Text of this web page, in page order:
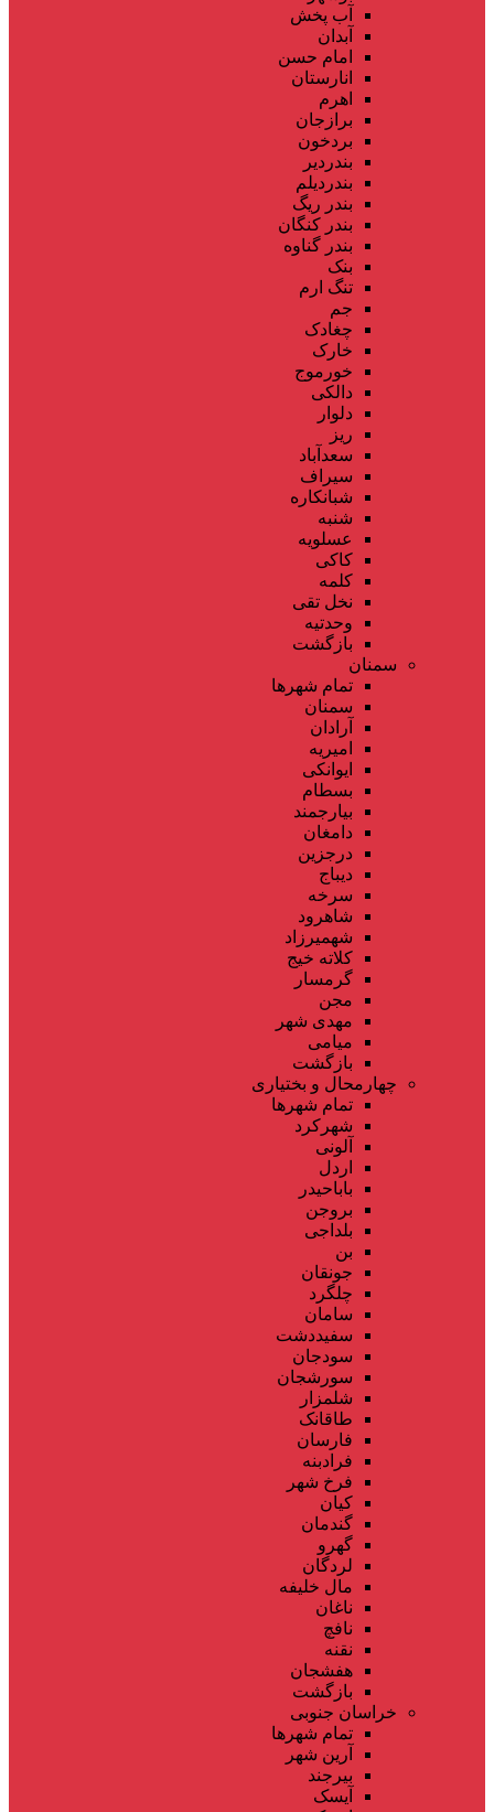
آب پخش
آبدان
امام حسن
انارستان
اهرم
برازجان
بردخون
بندردیر
بندردیلم
بندر ریگ
بندر کنگان
بندر گناوه
بنک
تنگ ارم
جم
چغادک
خارک
خورموج
دالکی
دلوار
ریز
سعدآباد
سیراف
شبانکاره
شنبه
عسلویه
کاکی
کلمه
نخل تقی
وحدتیه
بازگشت
سمنان
تمام شهر‌ها
سمنان
آرادان
امیریه
ایوانکی
بسطام
بیارجمند
دامغان
درجزین
دیباج
سرخه
شاهرود
شهمیرزاد
کلاته خیج
گرمسار
مجن
مهدی شهر
میامی
بازگشت
چهارمحال و بختیاری
تمام شهر‌ها
شهرکرد
آلونی
اردل
باباحیدر
بروجن
بلداجی
بن
جونقان
چلگرد
سامان
سفیددشت
سودجان
سورشجان
شلمزار
طاقانک
فارسان
فرادبنه
فرخ شهر
کیان
گندمان
گهرو
لردگان
مال خلیفه
ناغان
نافچ
نقنه
هفشجان
بازگشت
خراسان جنوبی
تمام شهر‌ها
آرین شهر
بیرجند
آیسک